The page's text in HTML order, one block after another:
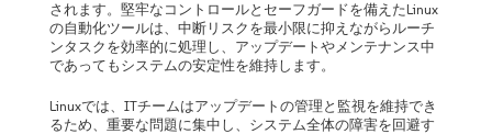
されます。堅牢なコントロールとセーフガードを備えたLinux
の自動化ツールは、中断リスクを最小限に抑えながらルーチ
ンタスクを効率的に処理し、アップデートやメンテナンス中
であってもシステムの安定性を維持します。
Linuxでは、ITチームはアップデートの管理と監視を維持でき
るため、重要な問題に集中し、システム全体の障害を回避す